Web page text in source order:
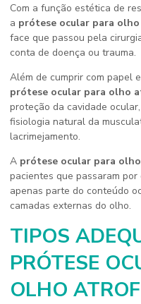
Com a função estética de
a prótese ocular para
face que passou pela
conta de doença ou trauma.
Além de cumprir com papel
prótese ocular para olho
proteção da cavidade
fisiologia natural da
lacrimejamento.
A prótese ocular para
pacientes que passaram
apenas parte do conteúdo
camadas externas do olho.
TIPOS
PRÓTESE
OLHO